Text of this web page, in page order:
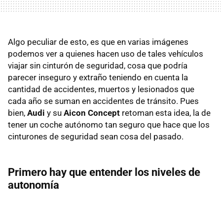
Algo peculiar de esto, es que en varias imágenes
podemos ver a quienes hacen uso de tales vehículos
viajar sin cinturón de seguridad, cosa que podría
parecer inseguro y extraño teniendo en cuenta la
cantidad de accidentes, muertos y lesionados que
cada año se suman en accidentes de tránsito. Pues
bien, Audi y su Aicon Concept retoman esta idea, la de
tener un coche autónomo tan seguro que hace que los
cinturones de seguridad sean cosa del pasado.
Primero hay que entender los niveles de
autonomía